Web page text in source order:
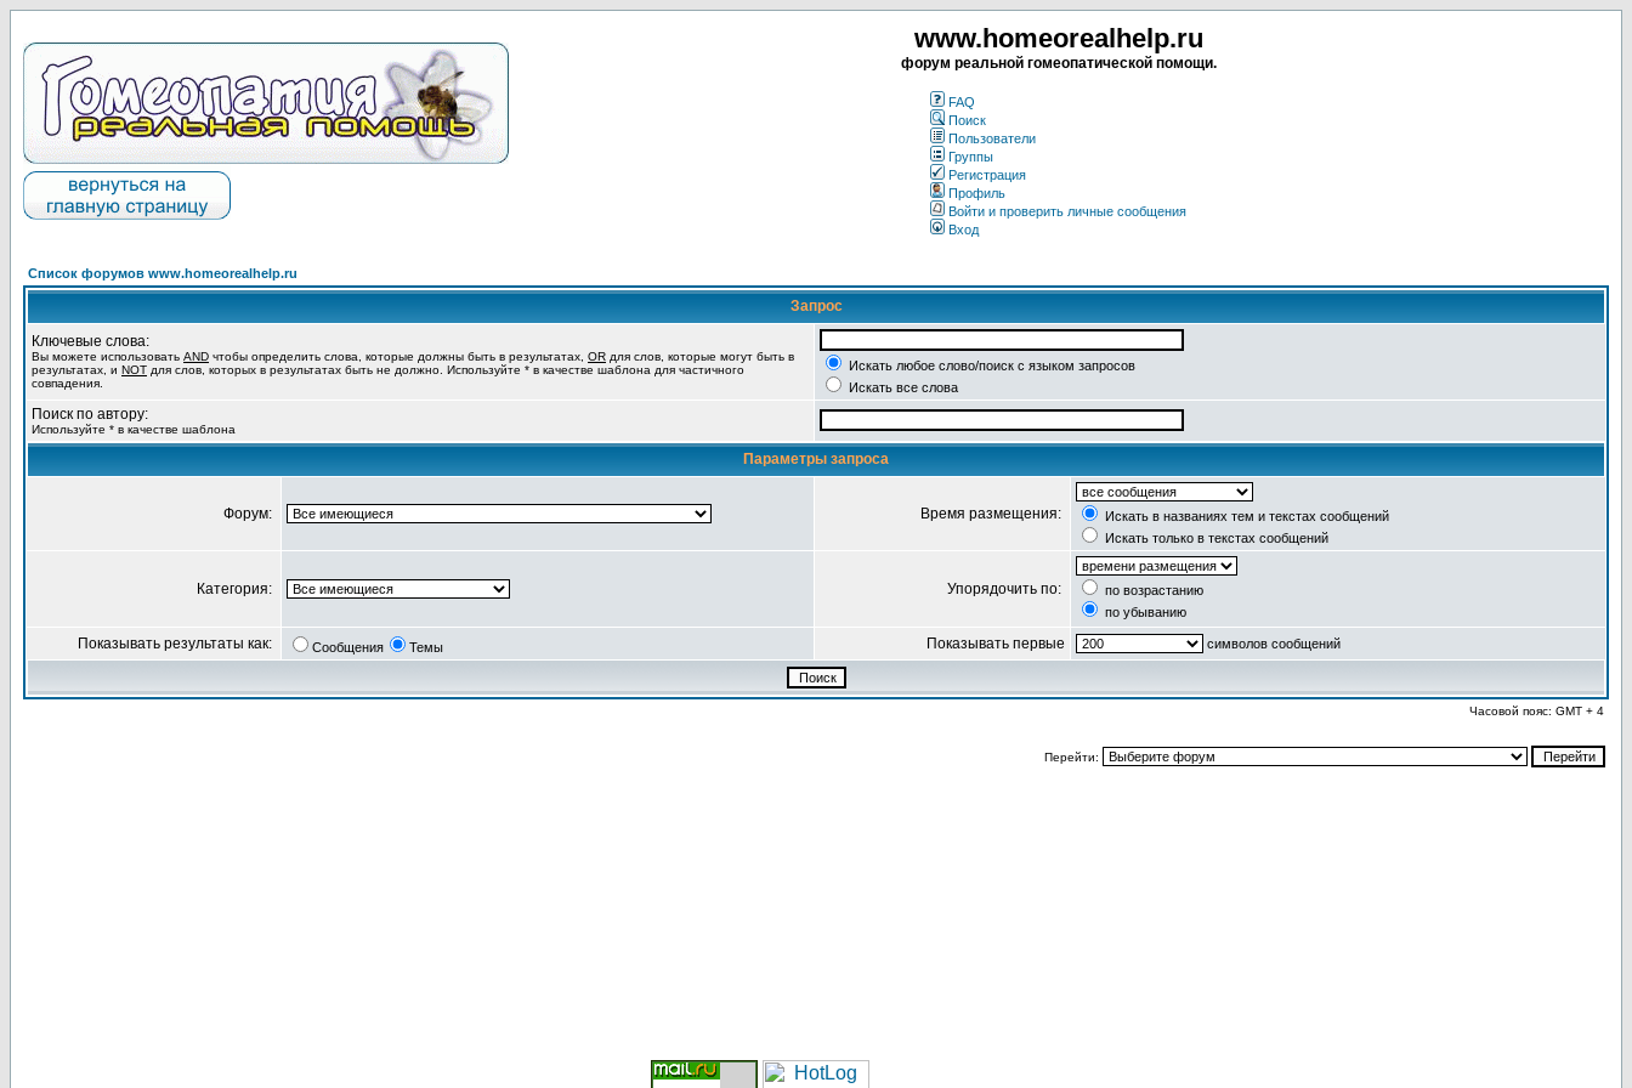
www.homeorealhelp.ru
форум реальной гомеопатической помощи.
FAQ
Поиск
Пользователи
Группы
Регистрация
Профиль
Войти и проверить личные сообщения
Вход
Список форумов www.homeorealhelp.ru
Запрос
Ключевые слова:
Вы можете использовать AND чтобы определить слова, которые должны быть в результатах, OR для слов, которые могут быть в
результатах, и NOT для слов, которых в результатах быть не должно. Используйте * в качестве шаблона для частичного
совпадения.
Искать любое слово/поиск с языком запросов
Искать все слова
Поиск по автору:
Используйте * в качестве шаблона
Параметры запроса
Форум: Время размещения:
Искать в названиях тем и текстах сообщений
Искать только в текстах сообщений
Категория: Упорядочить по:
по возрастанию
по убыванию
Показывать результаты как: Сообщения Темы Показывать первые символов сообщений
Часовой пояс: GMT + 4
Перейти: